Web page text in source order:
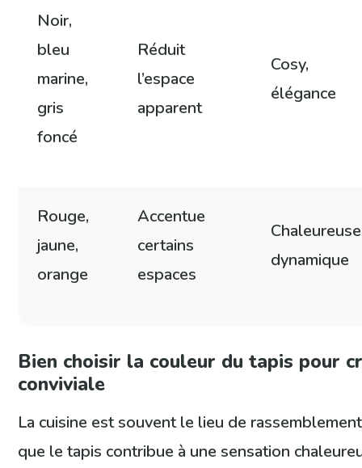
Noir,
bleu
marine,
gris
foncé
Réduit
l’espace
apparent
Cosy,
élégance
Rouge,
jaune,
orange
Accentue
certains
espaces
dynamique
Bien choisir la couleur du tapis pour
conviviale
La cuisine est souvent le lieu de
que le tapis contribue à une sensation